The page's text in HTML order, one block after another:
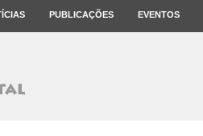
PUBLICAÇÕES EVENTOS